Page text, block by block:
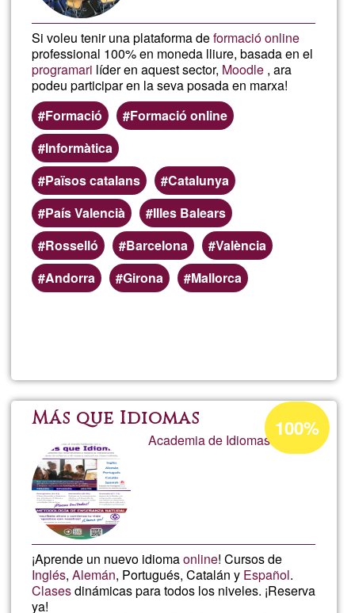
Si voleu tenir una plataforma deformació online
professional 100% en moneda lliure, basada en el
programari líder en aquest sector, Moodle , ara
podeu participar en la seva posada en marxa!
Formació
Formació online
Informàtica
Països catalans
Catalunya
País Valencià
Illes Balears
Rosselló
Barcelona
València
Andorra
Girona Mallorca
de
Más que Idiomas
Academia de Idiomas Online
¡Aprende un nuevo idiomaonline! Cursos de
Inglés,Alemán, Portugués, Catalán y Español.
Clasesdinámicas para todos los niveles. ¡Reserva
ya!
Acceptance
percentage
100%